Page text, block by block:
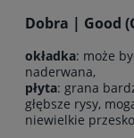
Dobra | Good
okładka: może
naderwana,
płyta: grana
głębsze rysy,
niewielkie